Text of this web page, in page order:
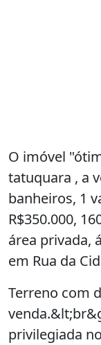
O imóvel
tatuquara , a
banheiros, 1
R$350.000,
área privada,
em Rua da
Terreno com
privilegiada